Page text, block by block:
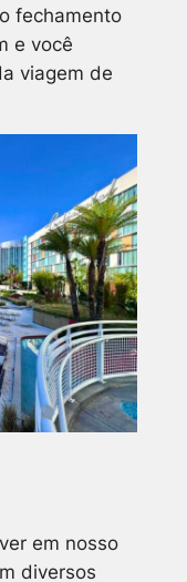
fechamento
e você
viagem de
em nosso
diversos